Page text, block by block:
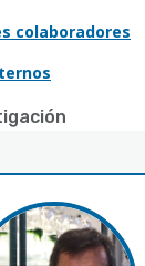
colaboradores